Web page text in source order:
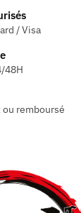
/ Visa
48H
remboursé